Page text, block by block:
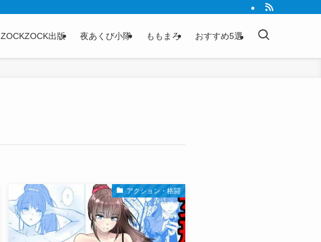
ZOCKZOCK出版 夜あくび小隊 ももまろ おすすめ5選
アクション・格闘